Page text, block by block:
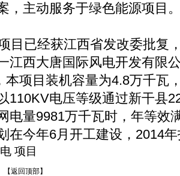
，主动服务于绿色能源项目
目已经获江西省发改委批复
江西大唐国际风电开发有限
本项目装机容量为4.8万千瓦
110KV电压等级通过新干县
电量9981万千瓦时，年等效
在今年6月开工建设，2014
项目
【返回顶部】